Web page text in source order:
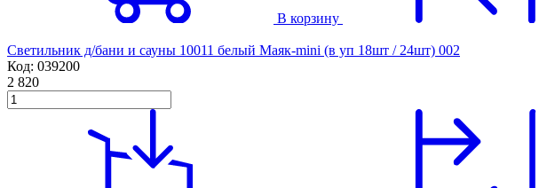
В корзину
Светильник д/бани и сауны 10011 белый Маяк-mini (в уп 18шт / 24шт) 002
Код: 039200
2 820